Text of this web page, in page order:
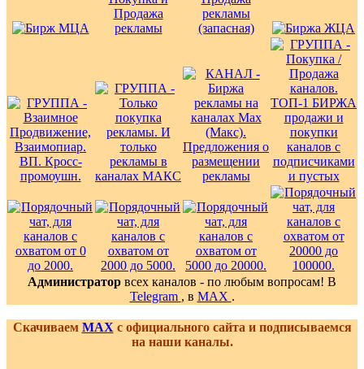
Администратор всех каналов - по любым вопросам! В
Telegram , в MAX .
Скачиваем MAX с официального сайта и подписываемся
на наши каналы.